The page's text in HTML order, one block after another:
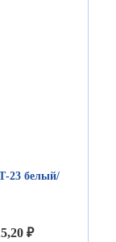
23 белый/
₽